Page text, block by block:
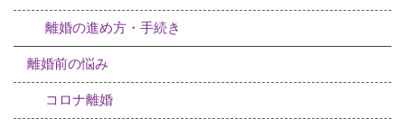
離婚の進め方・手続き
離婚前の悩み
コロナ離婚